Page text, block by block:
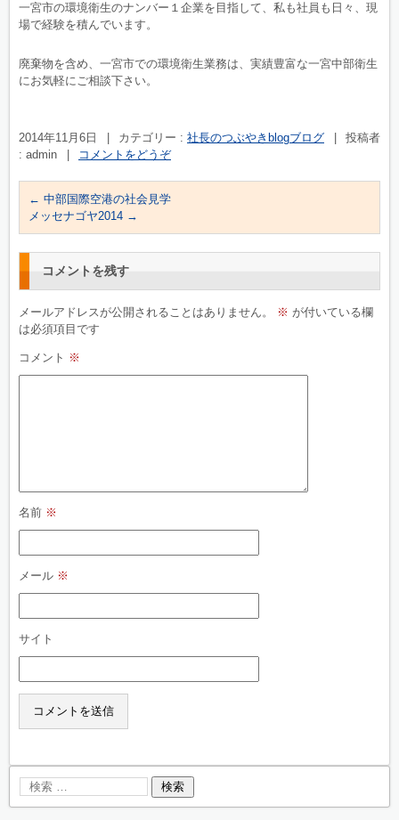
一宮市の環境衛生のナンバー１企業を目指して、私も社員も日々、現
場で経験を積んでいます。
廃棄物を含め、一宮市での環境衛生業務は、実績豊富な一宮中部衛生
にお気軽にご相談下さい。
2014年11月6日 カテゴリー : 社長のつぶやきblogブログ
投稿者
: admin
コメントをどうぞ
← 中部国際空港の社会見学
メッセナゴヤ2014 →
コメントを残す
メールアドレスが公開されることはありません。 ※ が付いている欄
は必須項目です
コメント ※
名前 ※
メール ※
サイト